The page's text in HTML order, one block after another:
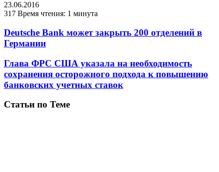
23.06.2016
317 Время чтения: 1 минута
Deutsсhe Bank может закрыть 200 отделений в
Германии
Глава ФРС США указала на необходимость
сохранения осторожного подхода к повышению
банковских учетных ставок
Статьи по Теме